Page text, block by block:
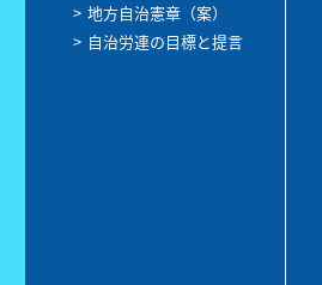
地方自治憲章（案）
自治労連の目標と提言